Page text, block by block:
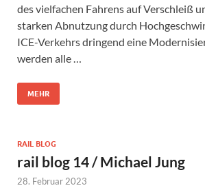
des vielfachen Fahrens auf Verschleiß
starken Abnutzung durch
ICE-Verkehrs dringend eine
werden alle …
MEHR
RAIL BLOG
rail blog 14 / Michael Jung
28. Februar 2023